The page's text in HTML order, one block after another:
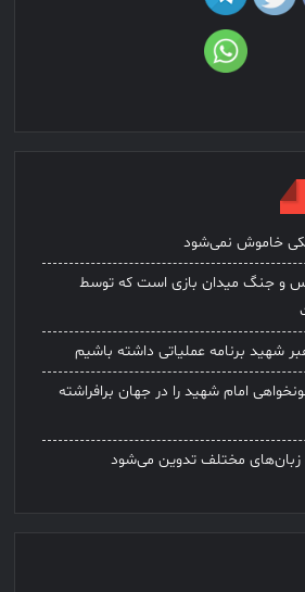
خاموش نمی‌شود
جنگ میدان بازی است که توسط
شهید برنامه عملیاتی داشته باشیم
امام شهید را در جهان برافراشته
مختلف تدوین می‌شود